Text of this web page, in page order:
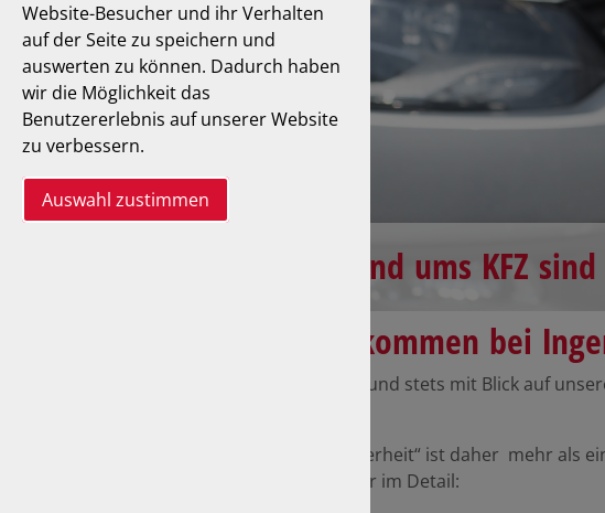
Bei Fragen rund ums KFZ
Herzlich Willkommen bei
Engagiert, zuverlässig und stets mit Blick auf
„Mehr Service für Sicherheit“ ist daher mehr als
Darunter verstehen wir im Detail:
Website-Besucher und ihr Verhalten
auf der Seite zu speichern und
auswerten zu können. Dadurch haben
wir die Möglichkeit das
Benutzererlebnis auf unserer Website
zu verbessern.
Auswahl zustimmen